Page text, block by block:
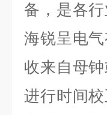
备，是各
海锐呈电
收来自母
进行时间